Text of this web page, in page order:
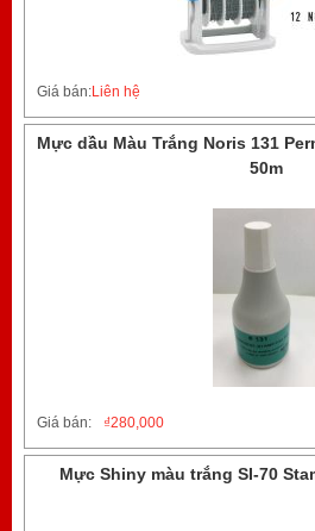
Giá bán:Liên hệ
Mực dầu Màu Trắng Noris 131
50m
Giá bán: 280,000
₫
Mực Shiny màu trắng SI-70